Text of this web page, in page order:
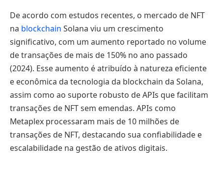
De acordo com estudos recentes, o mercado de NFT
na blockchain Solana viu um crescimento
significativo, com um aumento reportado no volume
de transações de mais de 150% no ano passado
(2024). Esse aumento é atribuído à natureza eficiente
e econômica da tecnologia da blockchain da Solana,
assim como ao suporte robusto de APIs que facilitam
transações de NFT sem emendas. APIs como
Metaplex processaram mais de 10 milhões de
transações de NFT, destacando sua confiabilidade e
escalabilidade na gestão de ativos digitais.